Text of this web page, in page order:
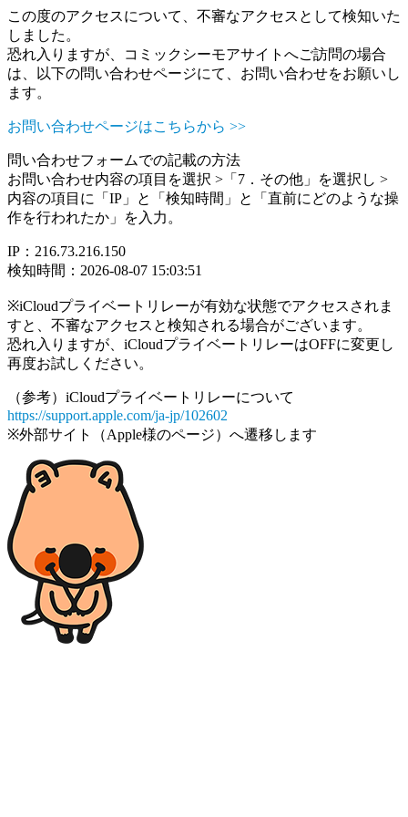
この度のアクセスについて、不審なアクセスとして検知いた
しました。
恐れ入りますが、コミックシーモアサイトへご訪問の場合
は、以下の問い合わせページにて、お問い合わせをお願いし
ます。
お問い合わせページはこちらから >>
問い合わせフォームでの記載の方法
お問い合わせ内容の項目を選択 >「7．その他」を選択し >
内容の項目に「IP」と「検知時間」と「直前にどのような操
作を行われたか」を入力。
IP：216.73.216.150
検知時間：2026-08-07 15:03:51
※iCloudプライベートリレーが有効な状態でアクセスされま
すと、不審なアクセスと検知される場合がございます。
恐れ入りますが、iCloudプライベートリレーはOFFに変更し
再度お試しください。
（参考）iCloudプライベートリレーについて
https://support.apple.com/ja-jp/102602
※外部サイト（Apple様のページ）へ遷移します